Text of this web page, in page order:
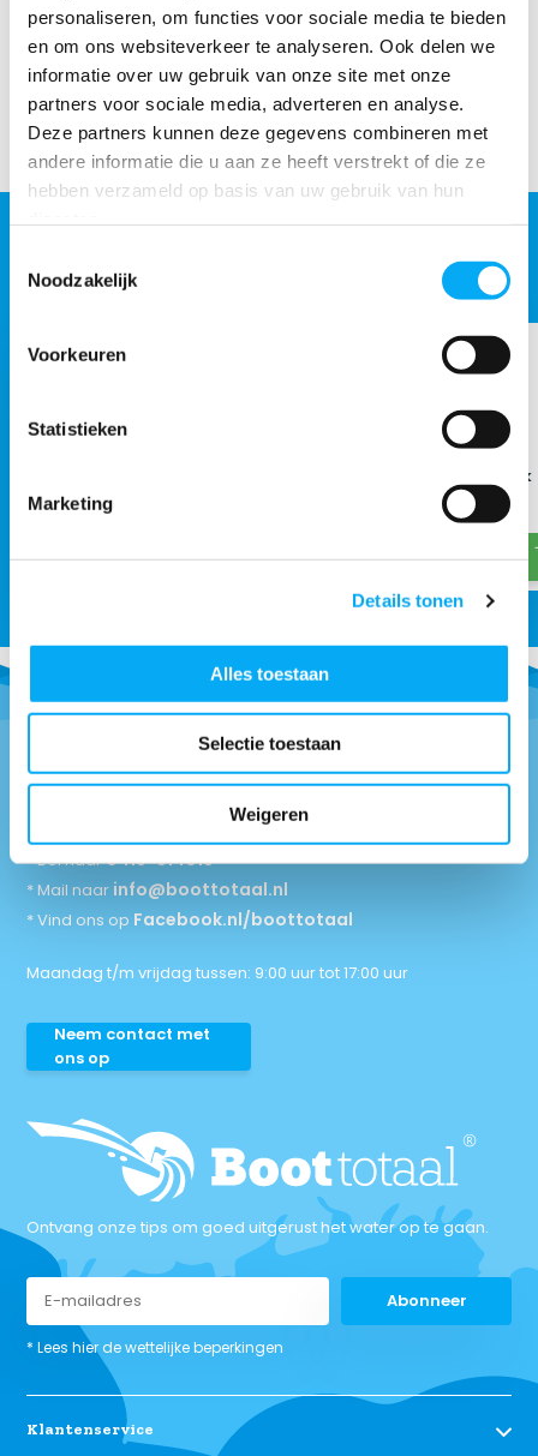
personaliseren, om functies voor sociale media te bieden
en om ons websiteverkeer te analyseren. Ook delen we
informatie over uw gebruik van onze site met onze
partners voor sociale media, adverteren en analyse.
Deze partners kunnen deze gegevens combineren met
andere informatie die u aan ze heeft verstrekt of die ze
hebben verzameld op basis van uw gebruik van hun
Noodzakelijk
Voorkeuren
Statistieken
Marketing
Details tonen
Alles toestaan
Selectie toestaan
Weigeren
Productomschrijving
Specificaties
Maak je aankoop compleet
€ 25,99
RVS vlaggenstok
€ 43,95 € 26,77
Vragen of advies nodig?
* Bel naar0418-514018
* Mail naar info@boottotaal.nl
* Vind ons op Facebook.nl/boottotaal
Maandag t/m vrijdag tussen: 9:00 uur tot 17:00 uur
Neem contact met
ons op
Ontvang onze tips om goed uitgerust het water op te gaan.
Abonneer
* Lees hier de wettelijke beperkingen
Klantenservice